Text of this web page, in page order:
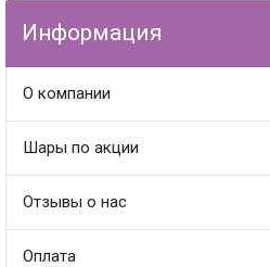
Информация
О компании
Шары по акции
Отзывы о нас
Оплата